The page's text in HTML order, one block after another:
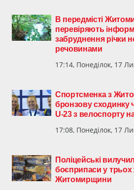
В передмісті
перевіряють
забруднення річки
речовинами
17:14, Понеділок, 17
Спортсменка з
бронзову сходинку
U-23 з велоспорту
17:08, Понеділок, 17
Поліцейські
боєприпаси у трьох
Житомирщини